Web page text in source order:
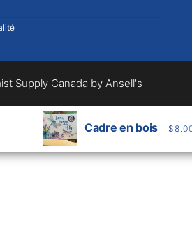
Supply Canada by Ansell's
Cadre en bois $